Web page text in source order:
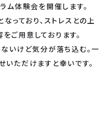
ム体験会を開催します。
っており、ストレスとの上
ご用意しております。
いけど気分が落ち込む。一
ただけますと幸いです。